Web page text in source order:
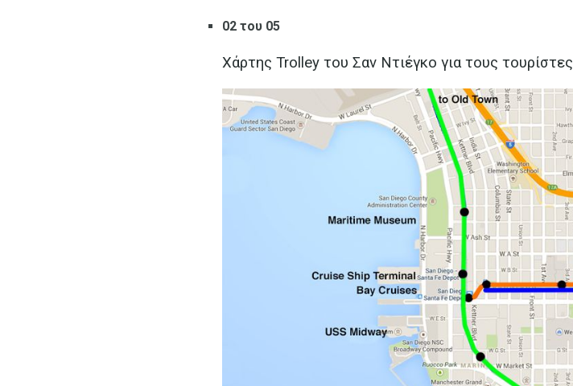
02 του 05
Χάρτης Trolley του Σαν Ντιέγκο για τους τουρίστες